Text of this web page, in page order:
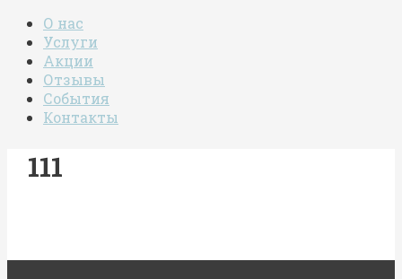
О нас
Услуги
Акции
Отзывы
События
Контакты
111